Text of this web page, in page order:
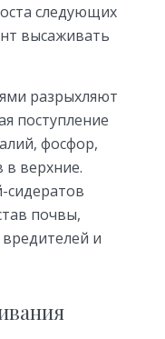
следующих
высаживать
разрыхляют
поступление
фосфор,
в верхние.
сидератов
почвы,
и